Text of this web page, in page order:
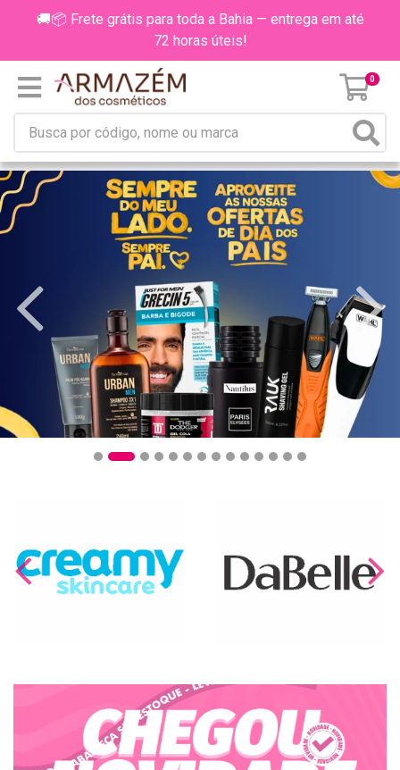
🚚📦 Frete grátis para toda a Bahia — entrega em até
72 horas úteis!
0